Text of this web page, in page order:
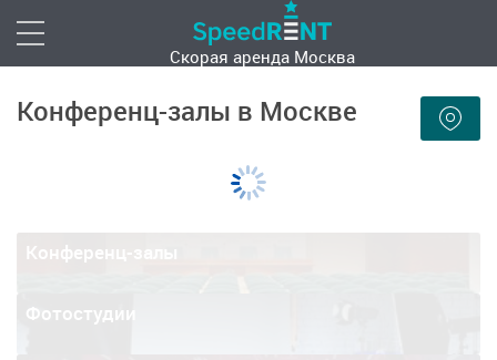
Скорая аренда Москва
Конференц-залы в Москве
Конференц-залы
Фотостудии